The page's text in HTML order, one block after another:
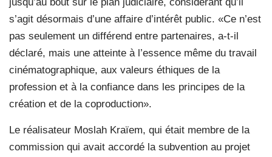
s’agit désormais d’une affaire d’intérêt public. «Ce n’est
pas seulement un différend entre partenaires, a-t-il
déclaré, mais une atteinte à l’essence même du travail
cinématographique, aux valeurs éthiques de la
profession et à la confiance dans les principes de la
création et de la coproduction».
Le réalisateur Moslah Kraïem, qui était membre de la
commission qui avait accordé la subvention au projet